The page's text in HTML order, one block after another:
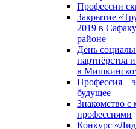
Профессии
Закрытие
2019 в
районе
День
партнёрства
в
Профессия –
будущее
Знакомство
профессиями
Конкурс